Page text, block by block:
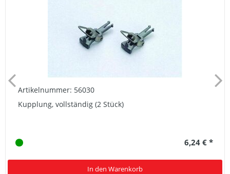
Artikelnummer: 56030
Kupplung, vollständig (2 Stück)
6,24 € *
In den Warenkorb